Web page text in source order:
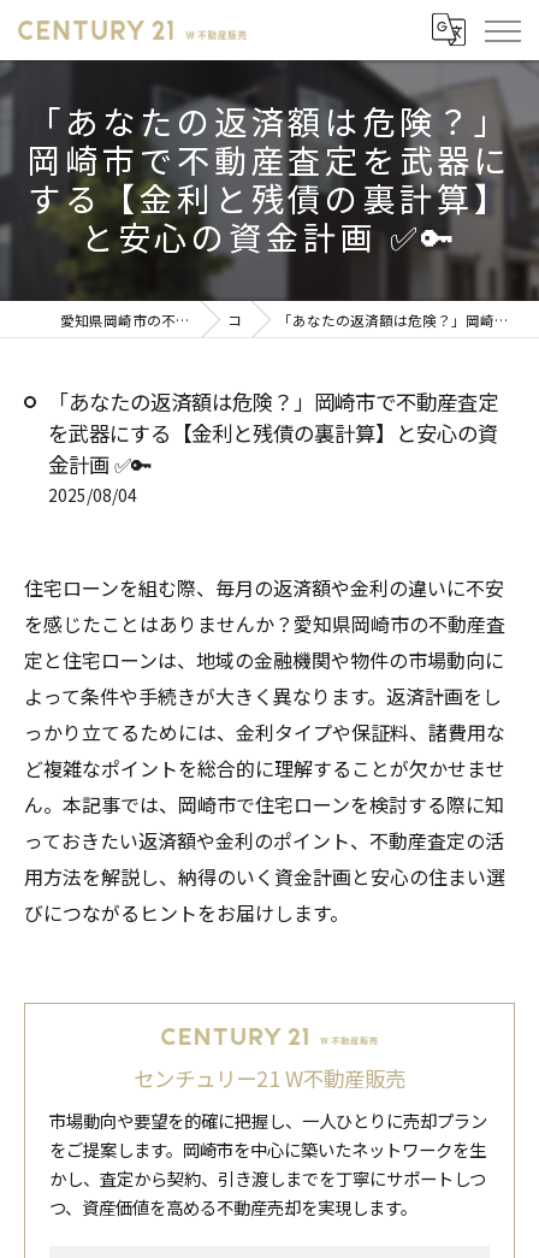
「あなたの返済額は危険？」
岡崎市で不動産査定を武器に
する【金利と残債の裏計算】
と安心の資金計画 ✅🔑
愛知県岡崎市の不動産売却ならセンチュリー21 W不動産販売 コラム 「あなたの返済額は危険？」岡崎市で不動産査定を武器にする【金利と残債の裏計算】と安心の資金計画 ✅🔑
「あなたの返済額は危険？」岡崎市で不動産査定
を武器にする【金利と残債の裏計算】と安心の資
金計画 ✅🔑
2025/08/04
住宅ローンを組む際、毎月の返済額や金利の違いに不安
を感じたことはありませんか？愛知県岡崎市の不動産査
定と住宅ローンは、地域の金融機関や物件の市場動向に
よって条件や手続きが大きく異なります。返済計画をし
っかり立てるためには、金利タイプや保証料、諸費用な
ど複雑なポイントを総合的に理解することが欠かせませ
ん。本記事では、岡崎市で住宅ローンを検討する際に知
っておきたい返済額や金利のポイント、不動産査定の活
用方法を解説し、納得のいく資金計画と安心の住まい選
びにつながるヒントをお届けします。
センチュリー21 W不動産販売
市場動向や要望を的確に把握し、一人ひとりに売却プラン
をご提案します。岡崎市を中心に築いたネットワークを生
かし、査定から契約、引き渡しまでを丁寧にサポートしつ
つ、資産価値を高める不動産売却を実現します。